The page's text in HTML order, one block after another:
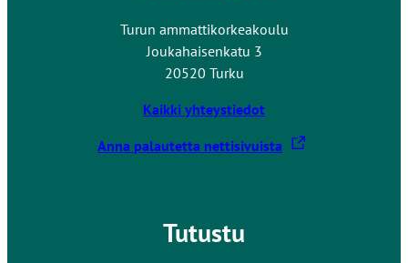
Turun ammattikorkeakoulu
Joukahaisenkatu 3
20520 Turku
Kaikki yhteystiedot
Anna palautetta nettisivuista
Tutustu